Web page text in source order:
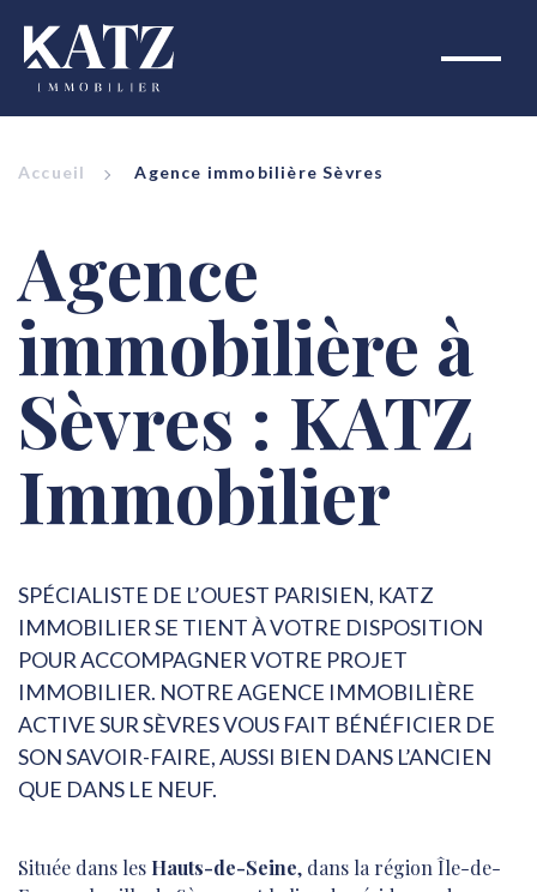
Accueil Agence immobilière Sèvres
Agence
immobilière à
Sèvres : KATZ
Immobilier
SPÉCIALISTE DE L’OUEST PARISIEN, KATZ
IMMOBILIER SE TIENT À VOTRE DISPOSITION
POUR ACCOMPAGNER VOTRE PROJET
IMMOBILIER. NOTRE AGENCE IMMOBILIÈRE
ACTIVE SUR SÈVRES VOUS FAIT BÉNÉFICIER DE
SON SAVOIR-FAIRE, AUSSI BIEN DANS L’ANCIEN
QUE DANS LE NEUF.
Située dans les Hauts-de-Seine, dans la région Île-de-